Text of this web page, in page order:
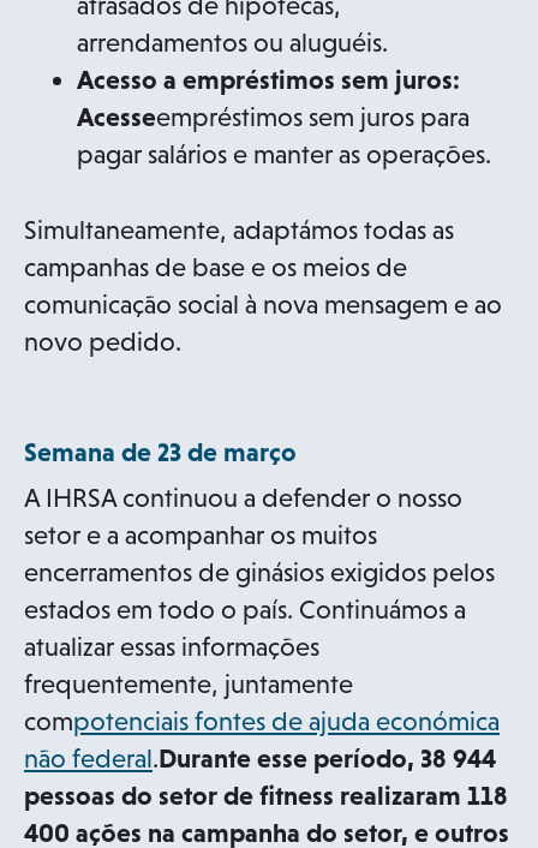
arrendamentos ou aluguéis.
Acesso a empréstimos sem juros:
Acesseempréstimos sem juros para
pagar salários e manter as operações.
Simultaneamente, adaptámos todas as
campanhas de base e os meios de
comunicação social à nova mensagem e ao
novo pedido.
Semana de 23 de março
A IHRSA continuou a defender o nosso
setor e a acompanhar os muitos
encerramentos de ginásios exigidos pelos
estados em todo o país. Continuámos a
atualizar essas informações
frequentemente, juntamente
compotenciais fontes de ajuda económica
não federal.Durante esse período, 38 944
pessoas do setor de fitness realizaram 118
400 ações na campanha do setor, e outros